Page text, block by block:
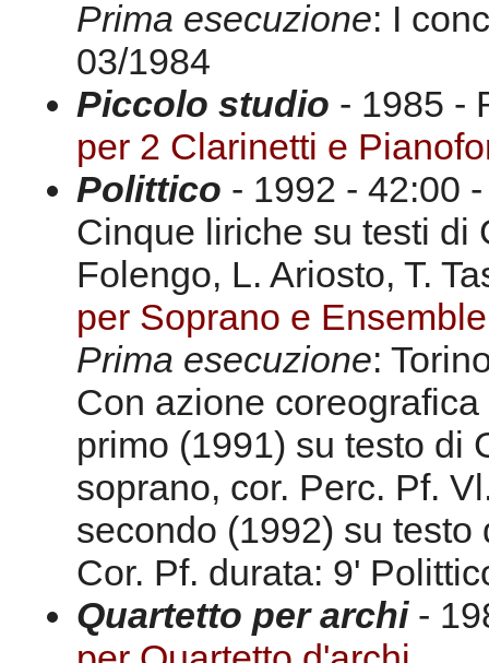
Prima esecuzione: I
03/1984
Piccolo studio - 1985 -
per 2 Clarinetti e
Polittico - 1992 - 42:00
Cinque liriche su testi di
Folengo, L. Ariosto, T.
per Soprano e Ensemble
Prima esecuzione:
Con azione
primo (1991) su testo di
soprano, cor. Perc. Pf.
secondo (1992) su
Cor. Pf. durata: 9'
Quartetto per archi-